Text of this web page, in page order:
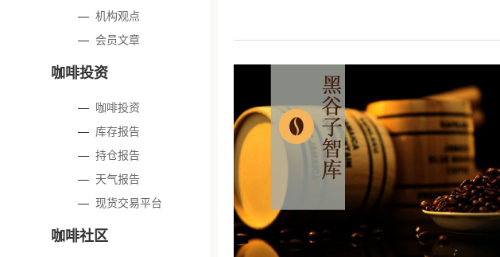
—机构观点
—会员文章
咖啡投资
— 咖啡投资
— 库存报告
—持仓报告
— 天气报告
—现货交易平台
咖啡社区